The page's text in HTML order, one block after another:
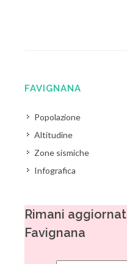
FAVIGNANA
Popolazione
Altitudine
Zone sismiche
Infografica
Rimani
Favignana